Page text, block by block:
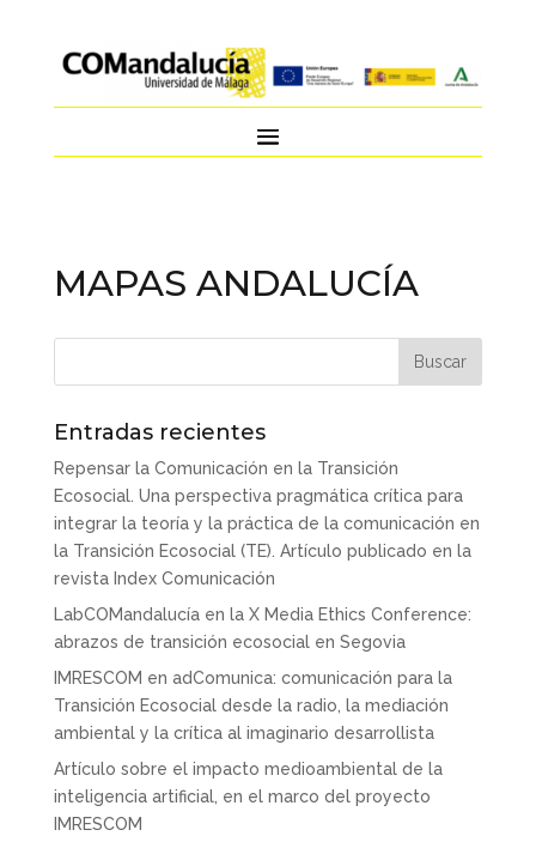
MAPAS ANDALUCÍA
Entradas recientes
Repensar la Comunicación en la Transición
Ecosocial. Una perspectiva pragmática crítica para
integrar la teoría y la práctica de la comunicación en
la Transición Ecosocial (TE). Artículo publicado en la
revista Index Comunicación
LabCOMandalucía en la X Media Ethics Conference:
abrazos de transición ecosocial en Segovia
IMRESCOM en adComunica: comunicación para la
Transición Ecosocial desde la radio, la mediación
ambiental y la crítica al imaginario desarrollista
Artículo sobre el impacto medioambiental de la
inteligencia artificial, en el marco del proyecto
IMRESCOM